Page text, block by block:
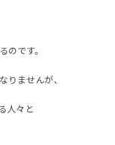
です。
りませんが、
人々と